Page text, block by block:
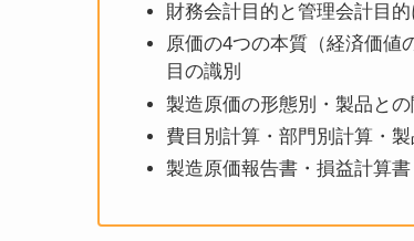
財務会計目的と管理会計目
原価の4つの本質（経済価値
目の識別
製造原価の形態別・製品と
費目別計算・部門別計算・
製造原価報告書・損益計算